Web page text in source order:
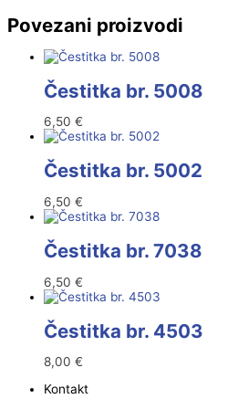
Povezani proizvodi
Čestitka br. 5008
6,50 €
Čestitka br. 5002
6,50 €
Čestitka br. 7038
6,50 €
Čestitka br. 4503
8,00 €
Kontakt